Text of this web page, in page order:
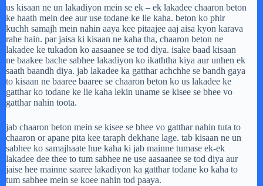
us kisaan ne un lakadiyon mein se ek – ek lakadee chaaron beton
ke haath mein dee aur use todane ke lie kaha. beton ko phir
kuchh samajh mein nahin aaya kee pitaajee aaj aisa kyon karava
rahe hain. par jaisa ki kisaan ne kaha tha, chaaron beton ne
lakadee ke tukadon ko aasaanee se tod diya. isake baad kisaan
ne baakee bache sabhee lakadiyon ko ikaththa kiya aur unhen ek
saath baandh diya. jab lakadee ka gatthar achchhe se bandh gaya
to kisaan ne baaree baaree se chaaron beton ko us lakadee ke
gatthar ko todane ke lie kaha lekin uname se kisee se bhee vo
gatthar nahin toota.
jab chaaron beton mein se kisee se bhee vo gatthar nahin tuta to
chaaron or apane pita kee taraph dekhane lage. tab kisaan ne un
sabhee ko samajhaate hue kaha ki jab mainne tumase ek-ek
lakadee dee thee to tum sabhee ne use aasaanee se tod diya aur
jaise hee mainne saaree lakadiyon ka gatthar todane ko kaha to
tum sabhee mein se koee nahin tod paaya.